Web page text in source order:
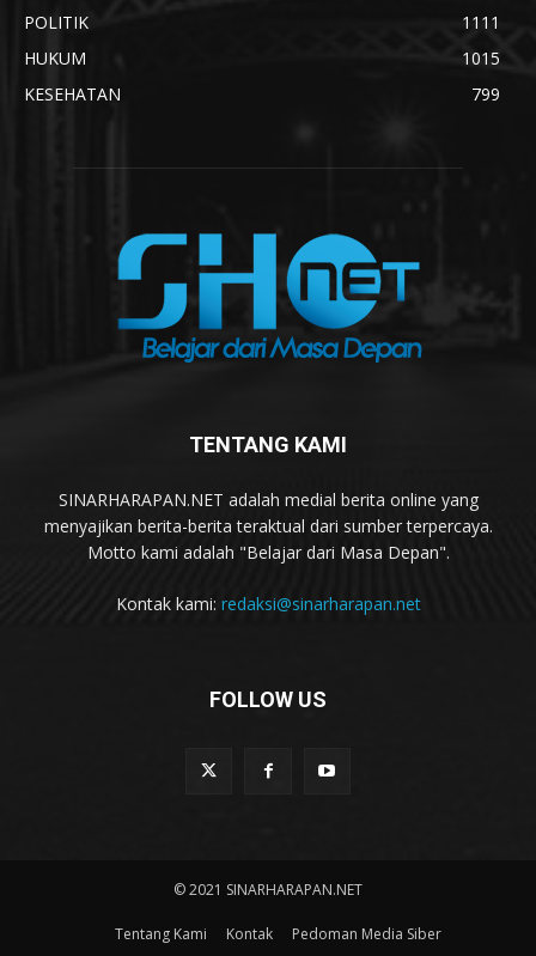
POLITIK
1111
HUKUM
1015
KESEHATAN
799
TENTANG KAMI
SINARHARAPAN.NET adalah medial berita online yang
menyajikan berita-berita teraktual dari sumber terpercaya.
Motto kami adalah "Belajar dari Masa Depan".
Kontak kami: redaksi@sinarharapan.net
FOLLOW US
© 2021 SINARHARAPAN.NET
Tentang Kami Kontak Pedoman Media Siber